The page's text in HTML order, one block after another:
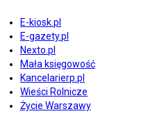
E-kiosk.pl
E-gazety.pl
Nexto.pl
Mała księgowość
Kancelarierp.pl
Wieści Rolnicze
Życie Warszawy